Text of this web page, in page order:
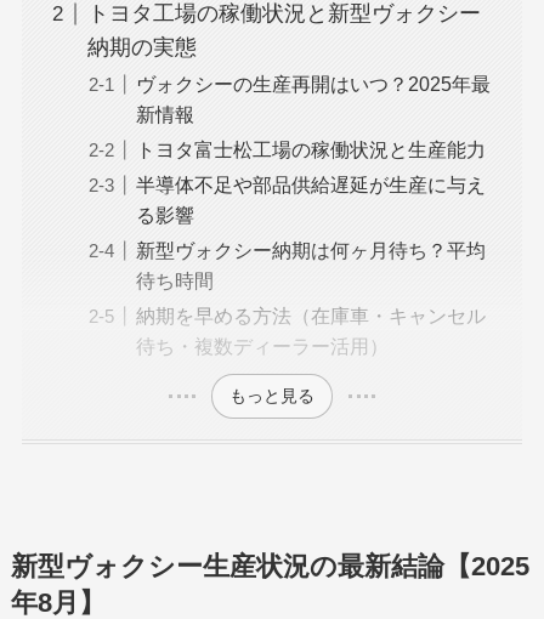
トヨタ工場の稼働状況と新型ヴォクシー
納期の実態
ヴォクシーの生産再開はいつ？2025年最
新情報
トヨタ富士松工場の稼働状況と生産能力
半導体不足や部品供給遅延が生産に与え
る影響
新型ヴォクシー納期は何ヶ月待ち？平均
待ち時間
納期を早める方法（在庫車・キャンセル
待ち・複数ディーラー活用）
もっと見る
新型ヴォクシー生産状況の最新結論【2025
年8月】